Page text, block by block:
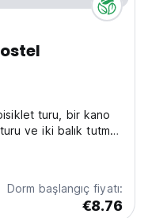
turu, bir kano
ve iki balık tutma
Dorm başlangıç fiyatı:
€8.76